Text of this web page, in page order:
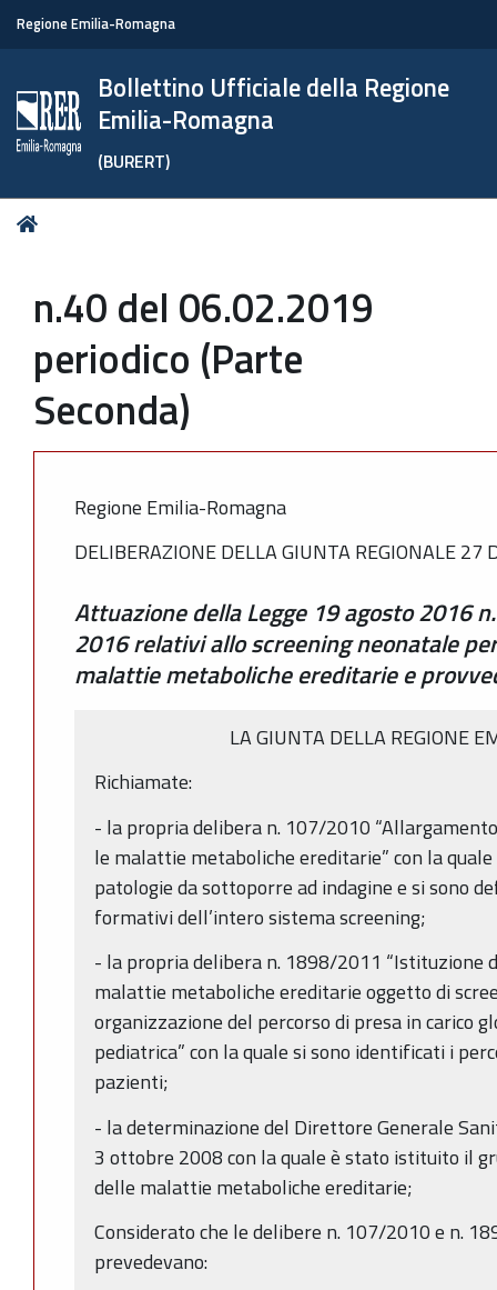
Regione Emilia-Romagna
Bollettino Ufficiale della Regione
Emilia-Romagna
(BURERT)
Tu
n.40 del 06.02.2019
periodico (Parte
Seconda)
Regione Emilia-Romagna
DELIBERAZIONE DELLA GIUNTA REGIONALE
Attuazione della Legge 19 agosto 2016
2016 relativi allo screening neonatale
malattie metaboliche ereditarie e
LA GIUNTA DELLA REGIONE
Richiamate:
- la propria delibera n. 107/2010
le malattie metaboliche ereditarie” con la
patologie da sottoporre ad indagine e si sono
formativi dell’intero sistema screening;
- la propria delibera n. 1898/2011 “Istituzione
malattie metaboliche ereditarie oggetto di
organizzazione del percorso di presa in carico
pediatrica” con la quale si sono identificati i
pazienti;
- la determinazione del Direttore Generale
3 ottobre 2008 con la quale è stato istituito il
delle malattie metaboliche ereditarie;
Considerato che le delibere n. 107/2010 e n.
prevedevano: